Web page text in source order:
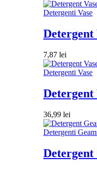
Detergenti Vase
Detergent
7,87 lei
Detergenti Vase
Detergent
36,99 lei
Detergenti